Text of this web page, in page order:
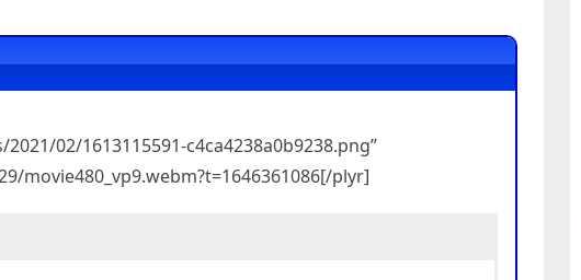
02/1613115591-c4ca4238a0b9238.png”
movie480_vp9.webm?t=1646361086[/plyr]